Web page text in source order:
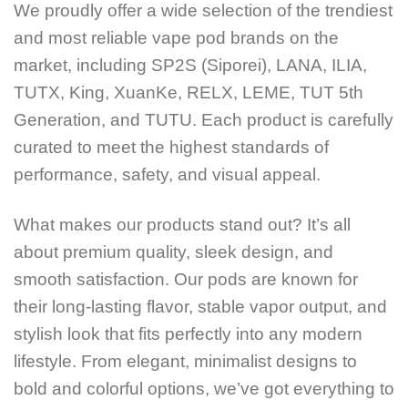
We proudly offer a wide selection of the trendiest
and most reliable vape pod brands on the
market, including SP2S (Siporei), LANA, ILIA,
TUTX, King, XuanKe, RELX, LEME, TUT 5th
Generation, and TUTU. Each product is carefully
curated to meet the highest standards of
performance, safety, and visual appeal.
What makes our products stand out? It’s all
about premium quality, sleek design, and
smooth satisfaction. Our pods are known for
their long-lasting flavor, stable vapor output, and
stylish look that fits perfectly into any modern
lifestyle. From elegant, minimalist designs to
bold and colorful options, we’ve got everything to